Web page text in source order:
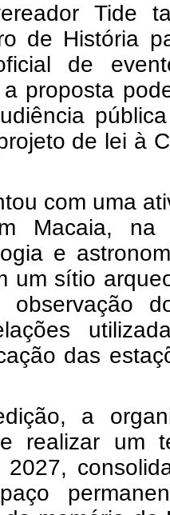
Tide
de História
de
proposta
de lei à
com uma
Macaia, na
e
um sítio
das
a
realizar um